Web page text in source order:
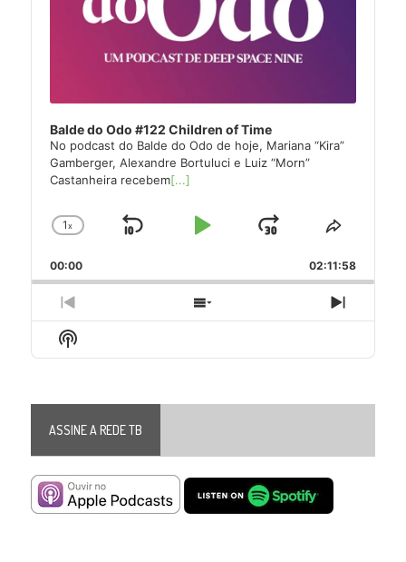
Balde do Odo #122 Children of Time
No podcast do Balde do Odo de hoje, Mariana “Kira”
Gamberger, Alexandre Bortuluci e Luiz “Morn”
Castanheira recebem[...]
Change
Rate
1x
Skip
Play
Jump
Forward
Share
Episode
00:00 02:11:58
Previous
Episode
Show
Episodes
Next
Episode
Show
Podcast
ASSINE A REDE TB